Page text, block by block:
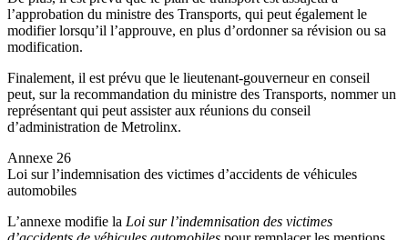
l’approbation du ministre des Transports, qui peut également le
modifier lorsqu’il l’approuve, en plus d’ordonner sa révision ou sa
modification.
Finalement, il est prévu que le lieutenant-gouverneur en conseil
peut, sur la recommandation du ministre des Transports, nommer un
représentant qui peut assister aux réunions du conseil
d’administration de Metrolinx.
Annexe 26
Loi sur l’indemnisation des victimes d’accidents de véhicules
automobiles
L’annexe modifie la Loi sur l’indemnisation des victimes